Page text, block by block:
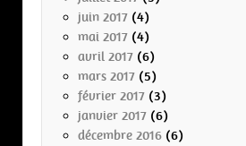
juin 2017 (4)
mai 2017 (4)
avril 2017 (6)
mars 2017 (5)
février 2017 (3)
janvier 2017 (6)
décembre 2016 (6)